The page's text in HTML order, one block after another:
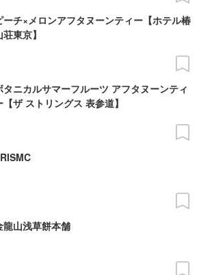
ーチ×メロンアフタヌーンティー【ホテル椿
荘東京】
タニカルサマーフルーツ アフタヌーンティ
【ザ ストリングス 表参道】
龍山浅草餅本舗